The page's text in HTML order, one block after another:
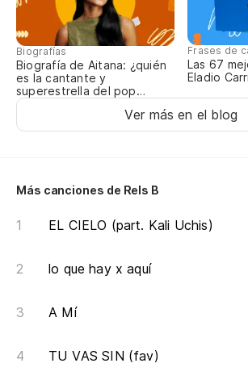
Biografías
Biografía de Aitana: ¿quién
es la cantante y
superestrella del pop
español?
Frases de
Las 67
Eladio
Ver más en el blog
Más canciones de Rels B
EL CIELO (part. Kali Uchis)
lo que hay x aquí
A Mí
TU VAS SIN (fav)